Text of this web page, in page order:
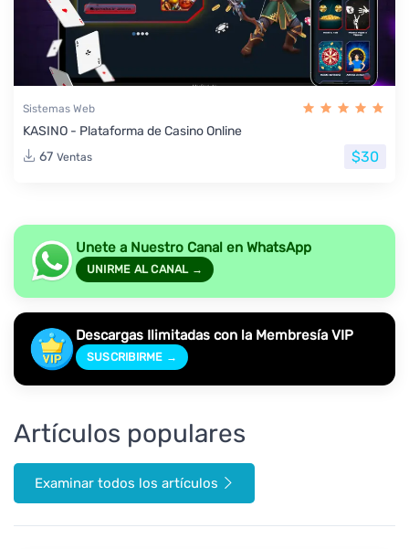
Sistemas Web
KASINO - Plataforma de Casino Online
67 Ventas $30
Unete a Nuestro Canal en WhatsApp
UNIRME AL CANAL →
Descargas Ilimitadas con la Membresía VIP
SUSCRIBIRME →
Artículos populares
Examinar todos los artículos